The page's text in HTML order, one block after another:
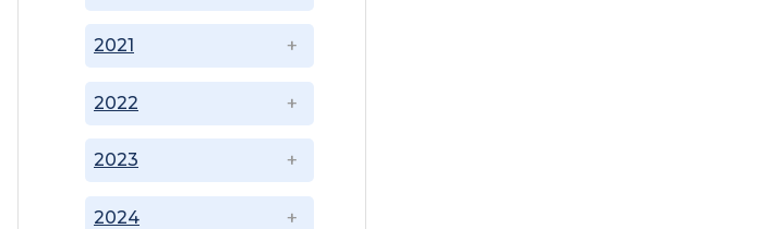
2021
2022
2023
2024